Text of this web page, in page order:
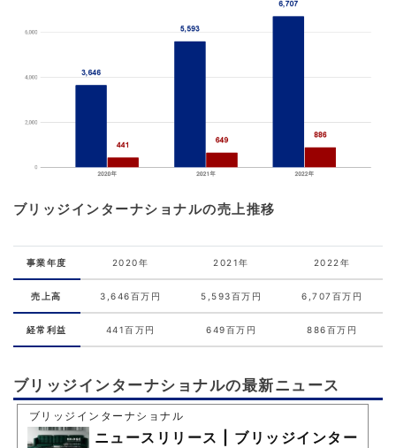
ブリッジインターナショナルの売上推移
事業年度 2020年 2021年 2022年
売上高 3,646百万円 5,593百万円 6,707百万円
経常利益 441百万円 649百万円 886百万円
ブリッジインターナショナルの最新ニュース
ブリッジインターナショナル
ニュースリリース | ブリッジインター